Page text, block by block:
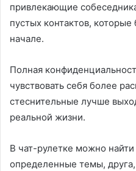
привлекающие
пустых контактов,
начале.
Полная
чувствовать себя более
стеснительные лучше
реальной жизни.
В чат-рулетке можно
определенные темы,